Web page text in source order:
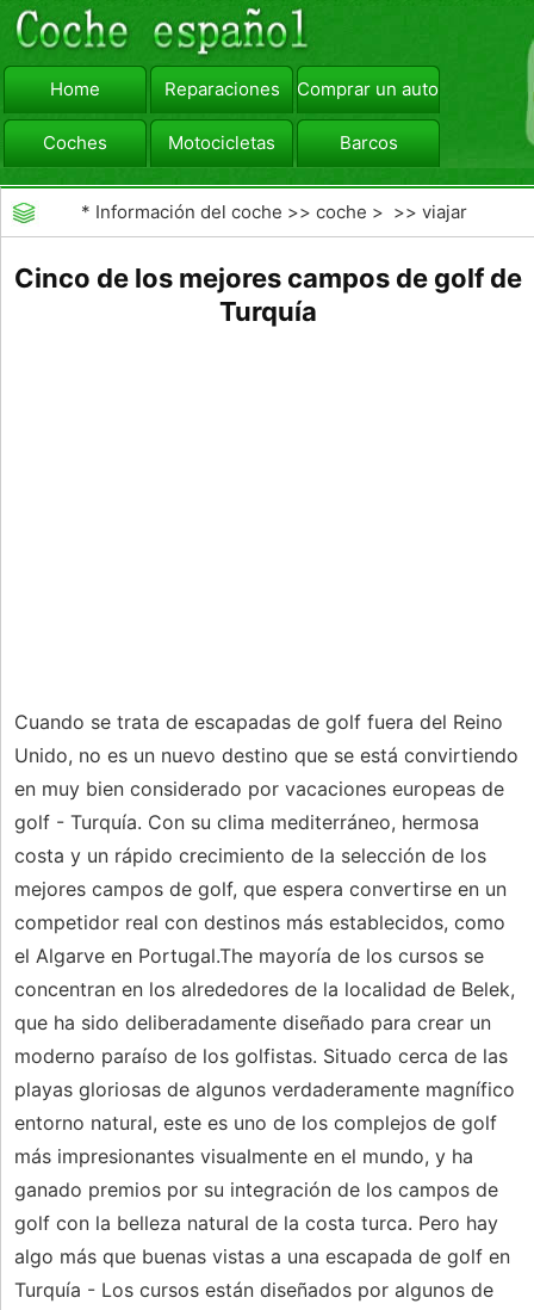
Home Reparaciones Comprar un automóvil
Coches Motocicletas Barcos
viajar Camiones
* Información del coche >>coche > >>viajar
Cinco de los mejores campos de golf de
Turquía
Cuando se trata de escapadas de golf fuera del Reino
Unido, no es un nuevo destino que se está convirtiendo
en muy bien considerado por vacaciones europeas de
golf - Turquía. Con su clima mediterráneo, hermosa
costa y un rápido crecimiento de la selección de los
mejores campos de golf, que espera convertirse en un
competidor real con destinos más establecidos, como
el Algarve en Portugal.The mayoría de los cursos se
concentran en los alrededores de la localidad de Belek,
que ha sido deliberadamente diseñado para crear un
moderno paraíso de los golfistas. Situado cerca de las
playas gloriosas de algunos verdaderamente magnífico
entorno natural, este es uno de los complejos de golf
más impresionantes visualmente en el mundo, y ha
ganado premios por su integración de los campos de
golf con la belleza natural de la costa turca. Pero hay
algo más que buenas vistas a una escapada de golf en
Turquía - Los cursos están diseñados por algunos de